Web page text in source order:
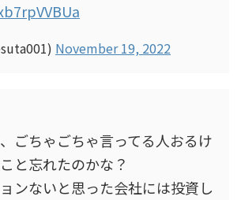
November 19, 2022
ごちゃごちゃ言ってる人おるけ
と忘れたのかな？
ンないと思った会社には投資し